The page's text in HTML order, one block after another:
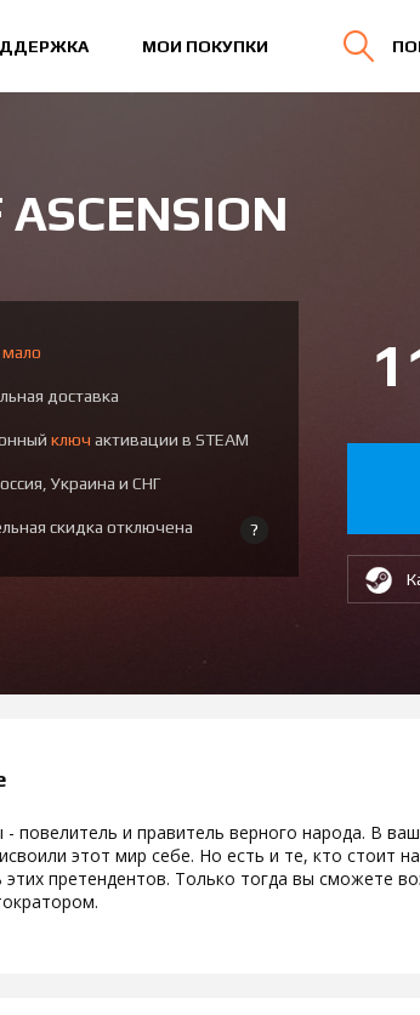
МОИ ПОКУПКИ
мало
доставка
ключ активации в STEAM
Украина и СНГ
скидка отключена ?
повелитель и правитель верного народа. В
этот мир себе. Но есть и те, кто стоит
претендентов. Только тогда вы сможете